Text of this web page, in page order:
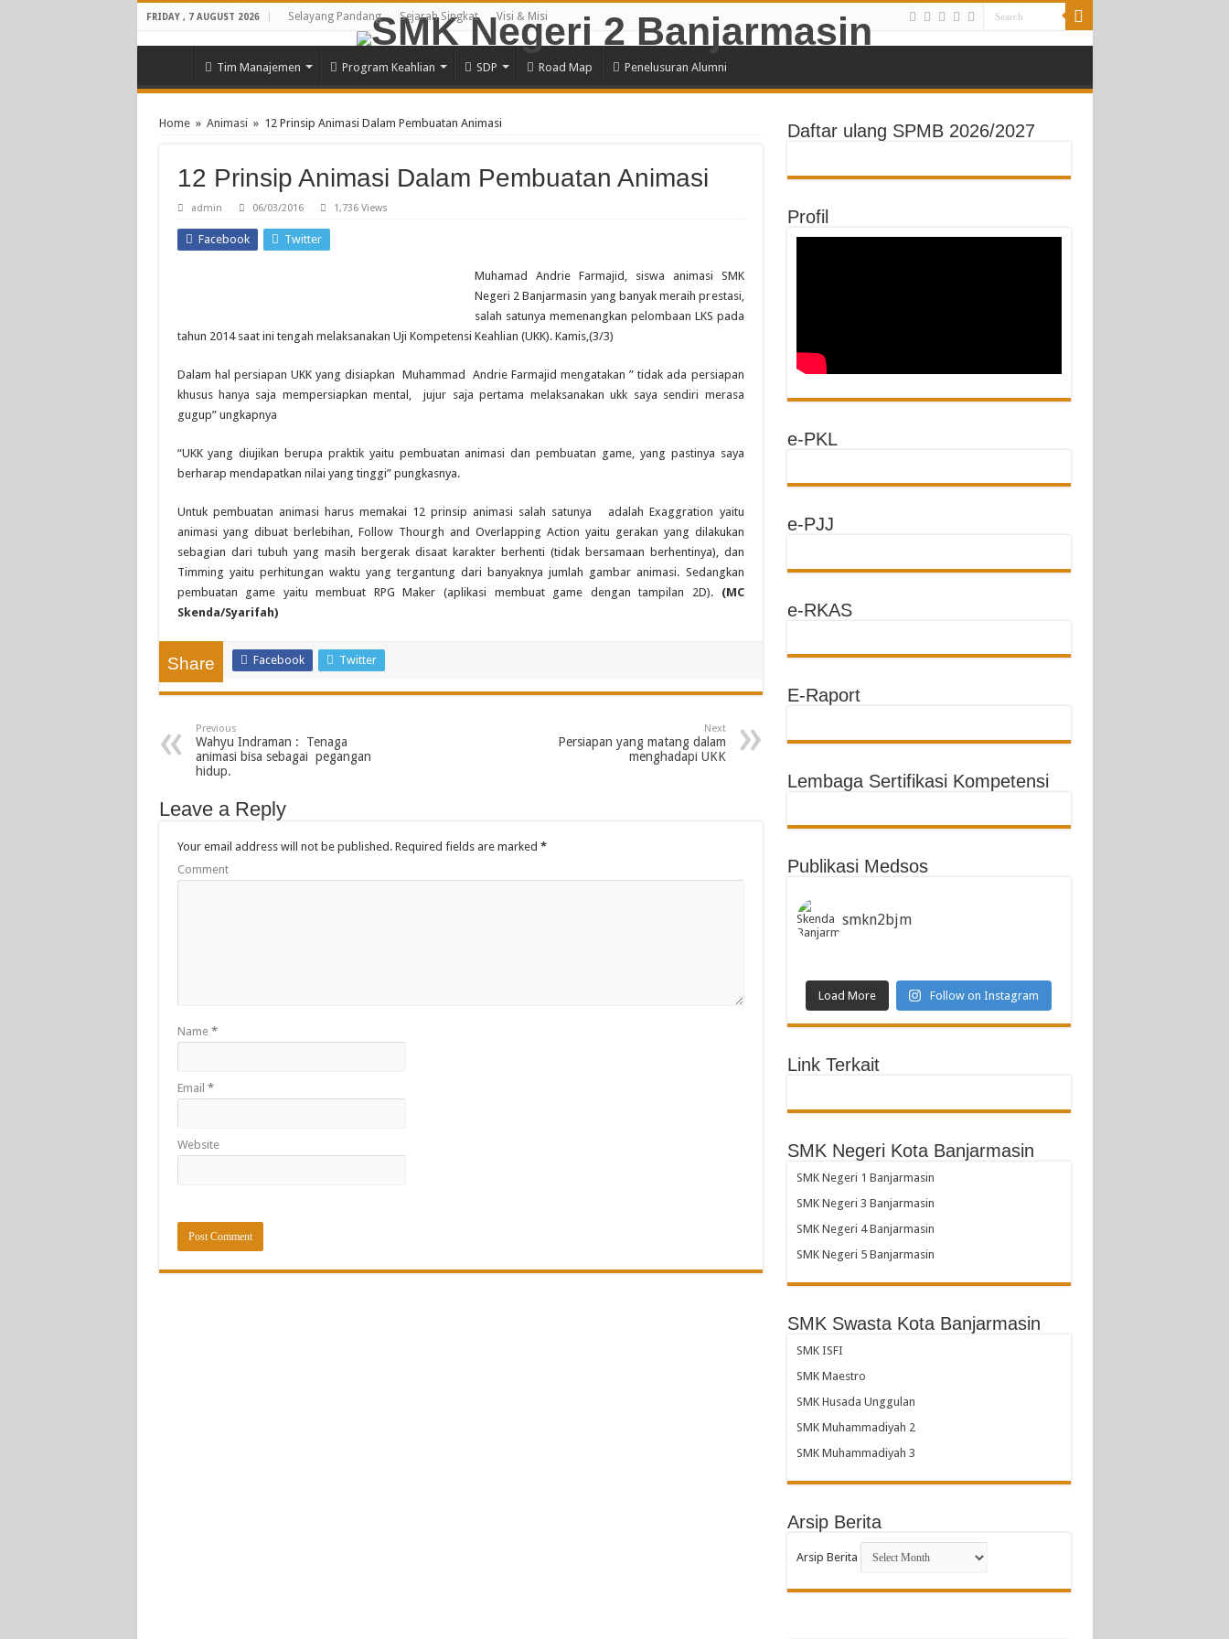
FRIDAY , 7 AUGUST 2026 Selayang Pandang Sejarah Singkat Visi & Misi
Tim Manajemen Program Keahlian SDP Road Map Penelusuran Alumni
Home » Animasi » 12 Prinsip Animasi Dalam Pembuatan Animasi
12 Prinsip Animasi Dalam Pembuatan Animasi
admin 06/03/2016 1,736 Views
Facebook Twitter
Muhamad Andrie Farmajid, siswa animasi SMK
Negeri 2 Banjarmasin yang banyak meraih prestasi,
salah satunya memenangkan pelombaan LKS pada
tahun 2014 saat ini tengah melaksanakan Uji Kompetensi Keahlian (UKK). Kamis,(3/3)
Dalam hal persiapan UKK yang disiapkan Muhammad Andrie Farmajid mengatakan ” tidak ada persiapan
khusus hanya saja mempersiapkan mental, jujur saja pertama melaksanakan ukk saya sendiri merasa
gugup” ungkapnya
“UKK yang diujikan berupa praktik yaitu pembuatan animasi dan pembuatan game, yang pastinya saya
berharap mendapatkan nilai yang tinggi” pungkasnya.
Untuk pembuatan animasi harus memakai 12 prinsip animasi salah satunya adalah Exaggration yaitu
animasi yang dibuat berlebihan, Follow Thourgh and Overlapping Action yaitu gerakan yang dilakukan
sebagian dari tubuh yang masih bergerak disaat karakter berhenti (tidak bersamaan berhentinya), dan
Timming yaitu perhitungan waktu yang tergantung dari banyaknya jumlah gambar animasi. Sedangkan
pembuatan game yaitu membuat RPG Maker (aplikasi membuat game dengan tampilan 2D). (MC
Skenda/Syarifah)
Share Facebook Twitter
Previous
Wahyu Indraman : Tenaga
animasi bisa sebagai pegangan
hidup.
Next
Persiapan yang matang dalam
menghadapi UKK
Leave a Reply
Your email address will not be published.Required fields are marked *
Comment
Name *
Email *
Website
Daftar ulang SPMB 2026/2027
Profil
e-PKL
e-PJJ
e-RKAS
E-Raport
Lembaga Sertifikasi Kompetensi
Publikasi Medsos
smkn2bjm
Load More Follow on Instagram
Link Terkait
SMK Negeri Kota Banjarmasin
SMK Negeri 1 Banjarmasin
SMK Negeri 3 Banjarmasin
SMK Negeri 4 Banjarmasin
SMK Negeri 5 Banjarmasin
SMK Swasta Kota Banjarmasin
SMK ISFI
SMK Maestro
SMK Husada Unggulan
SMK Muhammadiyah 2
SMK Muhammadiyah 3
Arsip Berita
Arsip Berita